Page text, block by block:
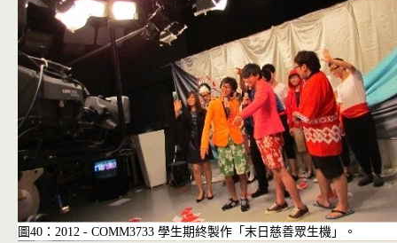
圖40：2012 - COMM3733 學生期終製作「末日慈善眾生機」。